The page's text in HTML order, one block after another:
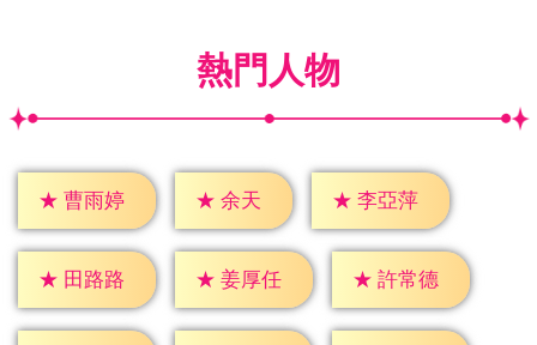
熱門人物
★ 曹雨婷 ★ 余天 ★ 李亞萍
★ 田路路 ★ 姜厚任 ★ 許常德